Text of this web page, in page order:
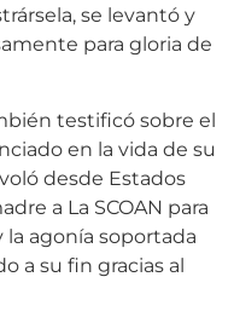
se levantó y
para gloria de
testificó sobre el
en la vida de su
desde Estados
a La SCOAN para
la agonía soportada
a su fin gracias al